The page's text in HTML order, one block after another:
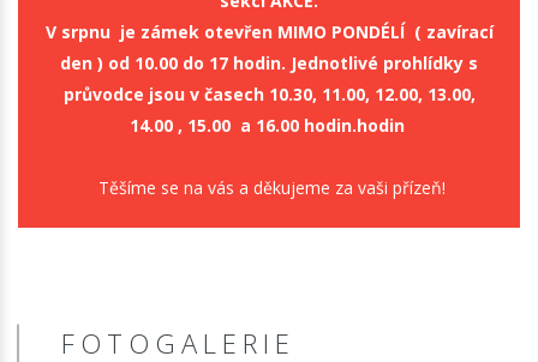
V srpnu je zámek otevřen MIMO PONDÉLÍ ( zavírací
den ) od 10.00 do 17 hodin. Jednotlivé prohlídky s
průvodce jsou v časech 10.30, 11.00, 12.00, 13.00,
14.00 , 15.00 a 16.00 hodin.hodin
Těšíme se na vás a děkujeme za vaši přízeň!
FOTOGALERIE